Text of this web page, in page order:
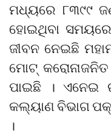
ମଧ୍ୟରେ ୮୩୯୯
ହୋଇଥିବା
ଜୀବନ ନେଇଛି
ମୋଟ୍
ପାଇଛି । ଏନେଇ
କଲ୍ୟାଣ ବିଭାଗ
।